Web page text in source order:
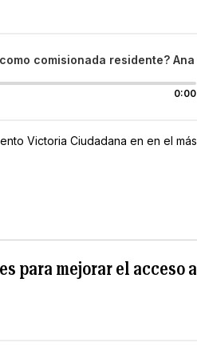
comisionada residente? Ana
0:00
Victoria Ciudadana en en el más
para mejorar el acceso a